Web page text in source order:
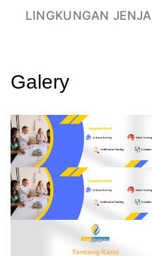
LINGKUNGAN
Galery